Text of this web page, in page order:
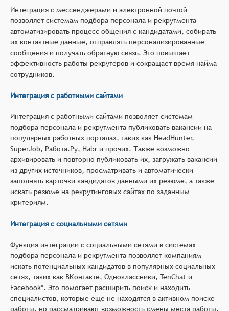
Интеграция с мессенджерами и электронной почтой
позволяет системам подбора персонала и рекрутмента
автоматизировать процесс общения с кандидатами, собирать
их контактные данные, отправлять персонализированные
сообщения и получать обратную связь. Это повышает
эффективность работы рекрутеров и сокращает время найма
сотрудников.
Интеграция с работными сайтами
Интеграция с работными сайтами позволяет системам
подбора персонала и рекрутмента публиковать вакансии на
популярных работных порталах, таких как HeadHunter,
SuperJob, Работа.Ру, Habr и прочих. Также возможно
архивировать и повторно публиковать их, загружать вакансии
из других источников, просматривать и автоматически
заполнять карточки кандидатов данными их резюме, а также
искать резюме на рекрутинговых сайтах по заданным
критериям.
Интеграция с социальными сетями
Функция интеграции с социальными сетями в системах
подбора персонала и рекрутмента позволяет компаниям
искать потенциальных кандидатов в популярных социальных
сетях, таких как ВКонтакте, Одноклассники, TenChat и
Facebook*. Это помогает расширить поиск и находить
специалистов, которые ещё не находятся в активном поиске
работы, но рассматривают возможность смены места работы.